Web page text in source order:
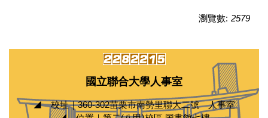
瀏覽數: 2579
國立聯合大學人事室
◢ 校址｜360-302苗栗市南勢里聯大二號 人事室